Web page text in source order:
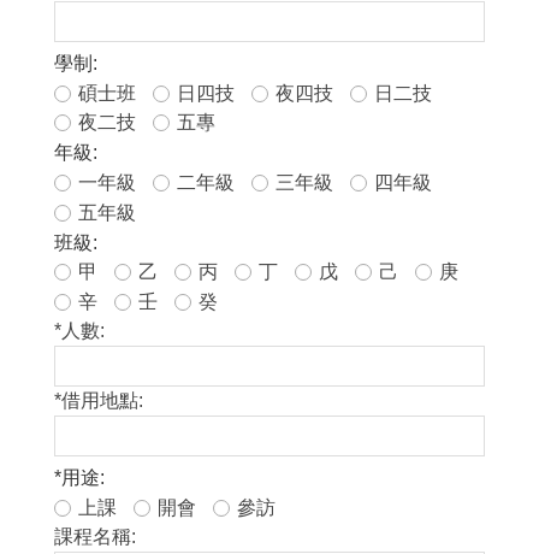
學制:
碩士班
日四技 夜四技
日二技
夜二技
五專
年級:
一年級
二年級 三年級
四年級
五年級
班級:
甲
乙 丙 丁 戊 己
庚
辛
壬
癸
* 人數:
*借用地點:
*用途:
上課
開會
參訪
課程名稱: